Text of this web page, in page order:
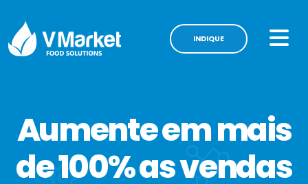
INDIQUE
Aumente em mais
de 100% as vendas